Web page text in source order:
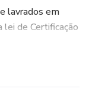
lavrados em
lei de Certificação